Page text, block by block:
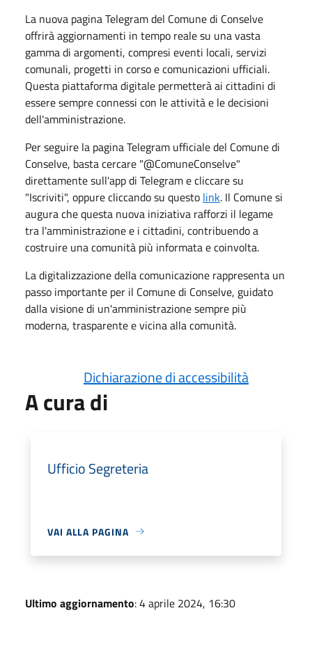
La nuova pagina Telegram del Comune di Conselve
offrirà aggiornamenti in tempo reale su una vasta
gamma di argomenti, compresi eventi locali, servizi
comunali, progetti in corso e comunicazioni ufficiali.
Questa piattaforma digitale permetterà ai cittadini di
essere sempre connessi con le attività e le decisioni
dell'amministrazione.
Per seguire la pagina Telegram ufficiale del Comune di
Conselve, basta cercare "@ComuneConselve"
direttamente sull'app di Telegram e cliccare su
"Iscriviti", oppure cliccando su questo link. Il Comune si
augura che questa nuova iniziativa rafforzi il legame
tra l'amministrazione e i cittadini, contribuendo a
costruire una comunità più informata e coinvolta.
La digitalizzazione della comunicazione rappresenta un
passo importante per il Comune di Conselve, guidato
dalla visione di un'amministrazione sempre più
moderna, trasparente e vicina alla comunità.
Dichiarazione di accessibilità
A cura di
Ufficio Segreteria
VAI ALLA PAGINA
Ultimo aggiornamento: 4 aprile 2024, 16:30